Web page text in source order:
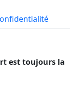
est toujours la